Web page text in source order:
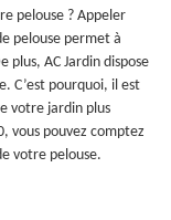
pelouse ? Appeler
pelouse permet à
plus, AC Jardin dispose
C’est pourquoi, il est
votre jardin plus
vous pouvez comptez
votre pelouse.